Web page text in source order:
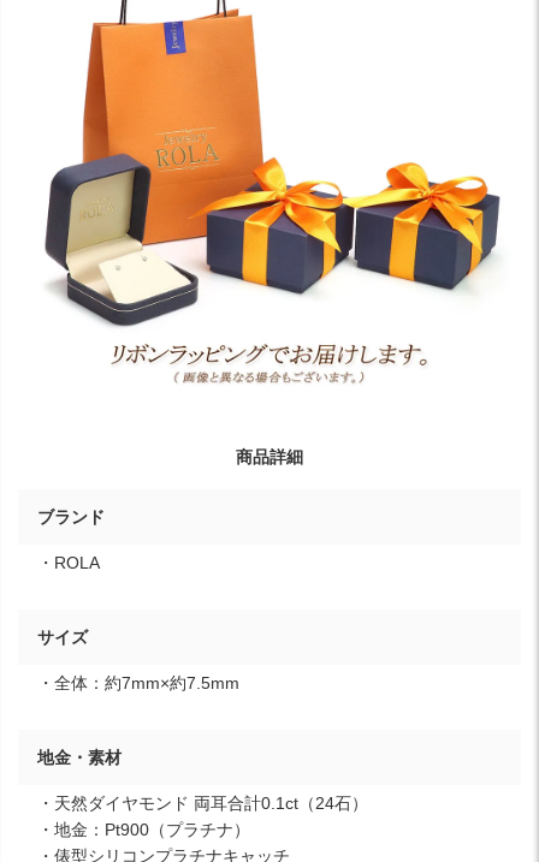
商品詳細
ブランド
・ROLA
サイズ
・全体：約7mm×約7.5mm
地金・素材
・天然ダイヤモンド 両耳合計0.1ct（24石）
・地金：Pt900（プラチナ）
・俵型シリコンプラチナキャッチ